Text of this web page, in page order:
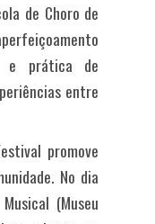
de Choro de
e prática de
entre
promove
No dia
(Museu